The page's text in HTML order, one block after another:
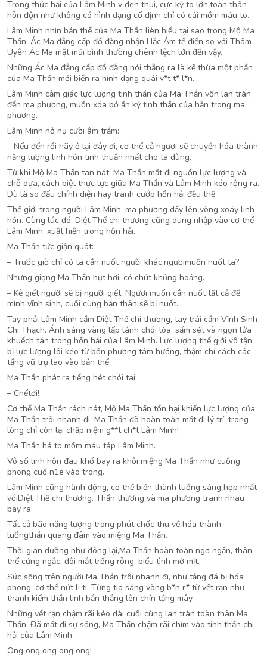
Trong thức hải của Lâm Minh v đen thui, cực kỳ to lớn,toàn thân
hỗn độn như không có hình dạng cố định chỉ có cái mồm máu to.
Lâm Minh nhìn bản thể của Ma Thần lièn hiểu tại sao trong Mộ Ma
Thần, Ác Ma đẳng cấp đồ đằng nhận Hắc Ám tế điển so với Thâm
Uyên Ác Ma mặt mũi bình thường chênh lệch lớn đến vậy.
Những Ác Ma đẳng cấp đồ đằng nói thẳng ra là kế thừa một phần
của Ma Thần mới biến ra hình dạng quái v*t t* l*n.
Lâm Minh cảm giác lực lượng tinh thần của Ma Thần vốn lan tràn
đến ma phương, muốn xóa bỏ ấn ký tinh thần của hắn trong ma
phương.
Lâm Minh nở nụ cười âm trầm:
– Nếu đến rồi hãy ở lại đây đi, cơ thể cả ngươi sẽ chuyển hóa thành
năng lượng linh hồn tinh thuần nhất cho ta dùng.
Từ khi Mộ Ma Thần tan nát, Ma Thần mất đi nguồn lực lượng và
chỗ dựa, cách biệt thực lực giữa Ma Thần và Lâm Minh kéo rộng ra.
Dù là so đấu chính diện hay tranh cướp hồn hải đều thế.
Thế giới trong người Lâm Minh, ma phương dấy lên vòng xoáy linh
hồn. Cùng lúc đó, Diệt Thế chi thương cũng dung nhập vào cơ thể
Lâm Minh, xuất hiện trong hồn hải.
Ma Thần tức giận quát:
– Trước giờ chỉ có ta cắn nuốt người khác,ngươimuốn nuốt ta?
Nhưng giọng Ma Thần hụt hơi, có chút khủng hoảng.
– Kẻ giết người sẽ bị người giết. Ngươi muốn cắn nuốt tất cả để
mình vĩnh sinh, cuối cùng bản thân sẽ bị nuốt.
Tay phải Lâm Minh cầm Diệt Thế chi thương, tay trái cầm Vĩnh Sinh
Chi Thạch. Ánh sáng vàng lấp lánh chói lòa, sấm sét và ngọn lửa
khuếch tán trong hồn hải của Lâm Minh. Lực lượng thế giới vô tận
bị lực lượng lôi kéo từ bốn phương tám hướng, thậm chí cách các
tầng vũ trụ lao vào bản thể.
Ma Thần phát ra tiếng hét chói tai:
– Chếtđi!
Cơ thể Ma Thần rách nát, Mộ Ma Thần tổn hại khiến lực lượng của
Ma Thần trôi nhanh đi. Ma Thần đã hoàn toàn mất đi lý trí, trong
lòng chỉ còn lại chấp niệm g**t ch*t Lâm Minh!
Ma Thần há to mồm máu táp Lâm Minh.
Vô số linh hồn đau khổ bay ra khỏi miệng Ma Thần như cuồng
phong cuố n1e vào trong.
Lâm Minh cũng hành động, cơ thể biến thành luồng sáng hợp nhất
vớiDiệt Thế chi thương. Thần thương và ma phương tranh nhau
bay ra.
Tất cả bão năng lượng trong phút chốc thu về hóa thành
luồngthần quang đâm vào miệng Ma Thần.
Thời gian dường như đông lại,Ma Thần hoàn toàn ngơ ngẩn, thân
thể cứng ngắc, đôi mắt trống rỗng, biểu tình mờ mịt.
Sức sống trên người Ma Thần trôi nhanh đi, như tảng đá bị hóa
phong, cơ thể nứt li ti. Từng tia sáng vàng b*n r* từ vết rạn như
thanh kiếm thần linh bắn thẳng lên chín tầng mây.
Những vết rạn chậm rãi kéo dài cuối cùng lan tràn toàn thân Ma
Thần. Đã mất đi sự sống, Ma Thần chậm rãi chìm vào tinh thần chi
hải của Lâm Minh.
Ong ong ong ong ong!